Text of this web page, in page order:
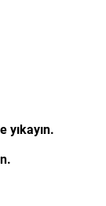
yıkayın.